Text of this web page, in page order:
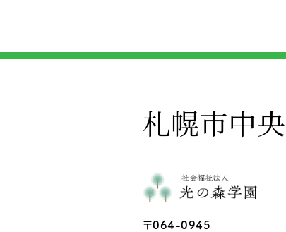
札幌市中
〒064-0945